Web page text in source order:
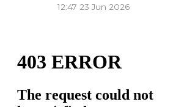
12:47 23 Jun 2026